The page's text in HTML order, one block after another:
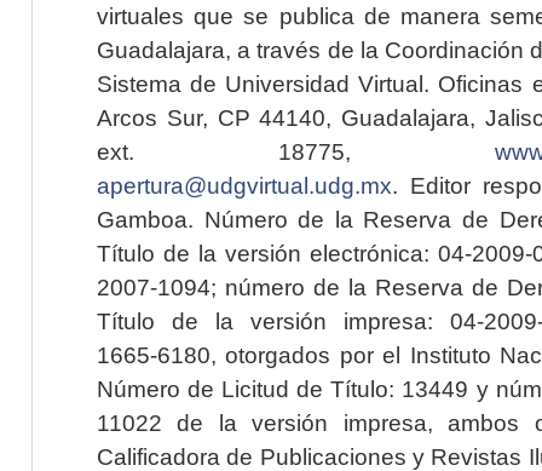
virtuales que se publica de manera
Guadalajara, a través de la Coordinación
Sistema de Universidad Virtual. Oficinas
Arcos Sur, CP 44140, Guadalajara,
ext. 18775,
apertura@udgvirtual.udg.mx. Editor
Gamboa. Número de la Reserva de
Título de la versión electrónica: 04-2009-
2007-1094; número de la Reserva de
Título de la versión impresa: 04-2009-
1665-6180, otorgados por el Instituto
Número de Licitud de Título: 13449 y
11022 de la versión impresa, ambos
Calificadora de Publicaciones y Revistas